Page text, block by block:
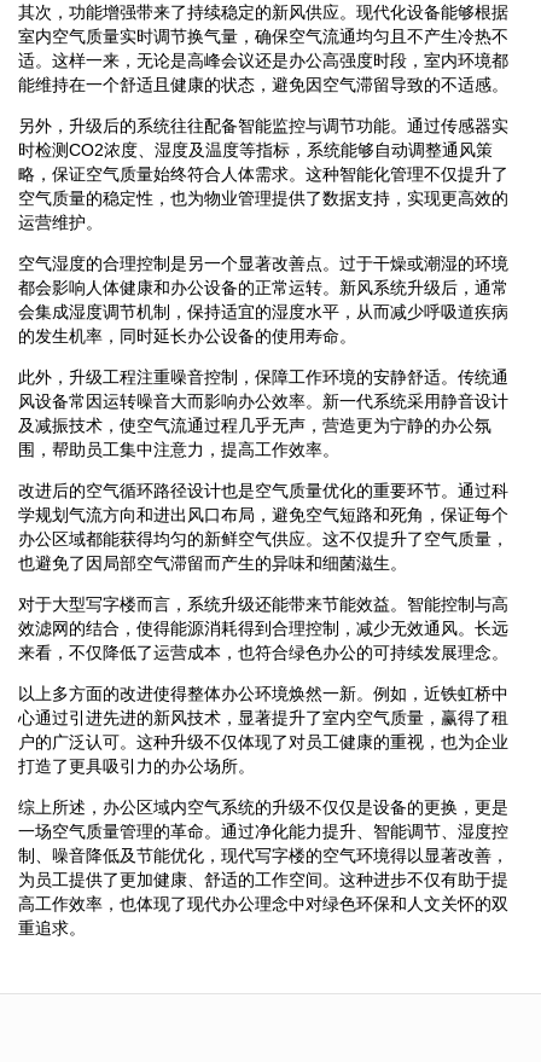
其次，功能增强带来了持续稳定的新风供应。现代化设备能够根据
室内空气质量实时调节换气量，确保空气流通均匀且不产生冷热不
适。这样一来，无论是高峰会议还是办公高强度时段，室内环境都
能维持在一个舒适且健康的状态，避免因空气滞留导致的不适感。
另外，升级后的系统往往配备智能监控与调节功能。通过传感器实
时检测CO2浓度、湿度及温度等指标，系统能够自动调整通风策
略，保证空气质量始终符合人体需求。这种智能化管理不仅提升了
空气质量的稳定性，也为物业管理提供了数据支持，实现更高效的
运营维护。
空气湿度的合理控制是另一个显著改善点。过于干燥或潮湿的环境
都会影响人体健康和办公设备的正常运转。新风系统升级后，通常
会集成湿度调节机制，保持适宜的湿度水平，从而减少呼吸道疾病
的发生机率，同时延长办公设备的使用寿命。
此外，升级工程注重噪音控制，保障工作环境的安静舒适。传统通
风设备常因运转噪音大而影响办公效率。新一代系统采用静音设计
及减振技术，使空气流通过程几乎无声，营造更为宁静的办公氛
围，帮助员工集中注意力，提高工作效率。
改进后的空气循环路径设计也是空气质量优化的重要环节。通过科
学规划气流方向和进出风口布局，避免空气短路和死角，保证每个
办公区域都能获得均匀的新鲜空气供应。这不仅提升了空气质量，
也避免了因局部空气滞留而产生的异味和细菌滋生。
对于大型写字楼而言，系统升级还能带来节能效益。智能控制与高
效滤网的结合，使得能源消耗得到合理控制，减少无效通风。长远
来看，不仅降低了运营成本，也符合绿色办公的可持续发展理念。
以上多方面的改进使得整体办公环境焕然一新。例如，近铁虹桥中
心通过引进先进的新风技术，显著提升了室内空气质量，赢得了租
户的广泛认可。这种升级不仅体现了对员工健康的重视，也为企业
打造了更具吸引力的办公场所。
综上所述，办公区域内空气系统的升级不仅仅是设备的更换，更是
一场空气质量管理的革命。通过净化能力提升、智能调节、湿度控
制、噪音降低及节能优化，现代写字楼的空气环境得以显著改善，
为员工提供了更加健康、舒适的工作空间。这种进步不仅有助于提
高工作效率，也体现了现代办公理念中对绿色环保和人文关怀的双
重追求。